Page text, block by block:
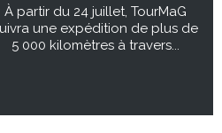
À partir du 24 juillet, TourMaG
une expédition de plus de
5 000 kilomètres à travers...